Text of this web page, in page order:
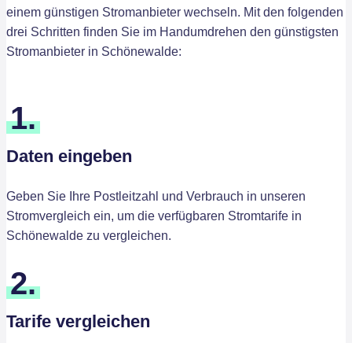
einem günstigen Stromanbieter wechseln. Mit den folgenden
drei Schritten finden Sie im Handumdrehen den günstigsten
Stromanbieter in Schönewalde:
1.
Daten eingeben
Geben Sie Ihre Postleitzahl und Verbrauch in unseren
Stromvergleich ein, um die verfügbaren Stromtarife in
Schönewalde zu vergleichen.
2.
Tarife vergleichen